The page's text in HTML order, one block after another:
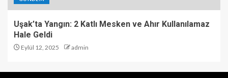
Uşak’ta Yangın: 2 Katlı Mesken ve Ahır Kullanılamaz
Hale Geldi
Eylül 12, 2025 admin